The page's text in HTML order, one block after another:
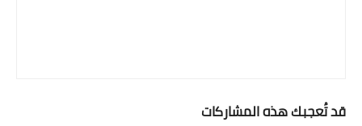
قد تُعجبك هذه المشاركات